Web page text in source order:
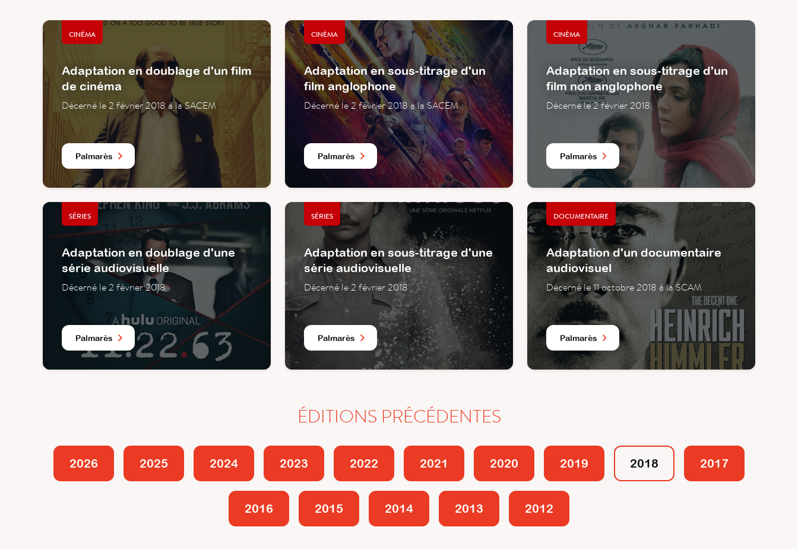
CINÉMA
Adaptation en doublage d'un film
de cinéma
Décerné le 2 février 2018 à la SACEM
Palmarès
CINÉMA
Adaptation en sous-titrage d'un
film anglophone
Décerné le 2 février 2018 à la SACEM
Palmarès
CINÉMA
Adaptation en sous-titrage d'un
film non anglophone
Décerné le 2 février 2018
Palmarès
SÉRIES
Adaptation en doublage d'une
série audiovisuelle
Décerné le 2 février 2018
Palmarès
SÉRIES
Adaptation en sous-titrage d'une
série audiovisuelle
Décerné le 2 février 2018
Palmarès
DOCUMENTAIRE
Adaptation d'un documentaire
audiovisuel
Décerné le 11 octobre 2018 à la SCAM
Palmarès
ÉDITIONS PRÉCÉDENTES
2026 2025 2024 2023 2022 2021 2020 2019 2018 2017
2016 2015 2014 2013 2012